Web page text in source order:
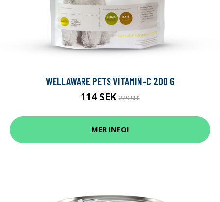
WELLAWARE PETS VITAMIN-C 200 G
114 SEK229 SEK
MER INFO!